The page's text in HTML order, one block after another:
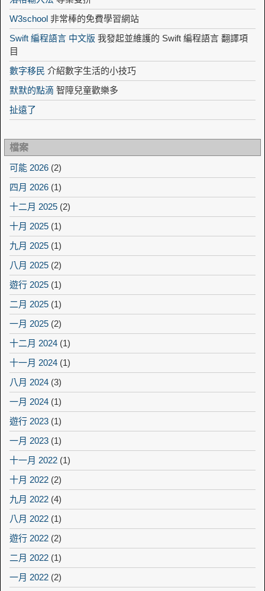
W3school 非常棒的免費學習網站
Swift 編程語言 中文版 我發起並維護的 Swift 編程語言 翻譯項
目
數字移民 介紹數字生活的小技巧
默默的點滴 智障兒童歡樂多
扯遠了
檔案
可能 2026 (2)
四月 2026 (1)
十二月 2025 (2)
十月 2025 (1)
九月 2025 (1)
八月 2025 (2)
遊行 2025 (1)
二月 2025 (1)
一月 2025 (2)
十二月 2024 (1)
十一月 2024 (1)
八月 2024 (3)
一月 2024 (1)
遊行 2023 (1)
一月 2023 (1)
十一月 2022 (1)
十月 2022 (2)
九月 2022 (4)
八月 2022 (1)
遊行 2022 (2)
二月 2022 (1)
一月 2022 (2)